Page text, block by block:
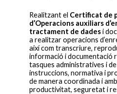
Realitzant el Certificat de
d’Operacions auxiliars
tractament de dadesi
a realitzar operacions
així com transcriure,
informació i documentació
tasques administratives i
instruccions, normativa i
de manera coordinada i
productivitat, seguretat i